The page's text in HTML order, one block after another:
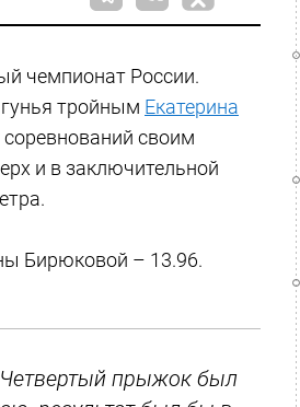
чемпионат России.
тройным Екатерина
своим
и в заключительной
Бирюковой – 13.96.
Четвертый прыжок был